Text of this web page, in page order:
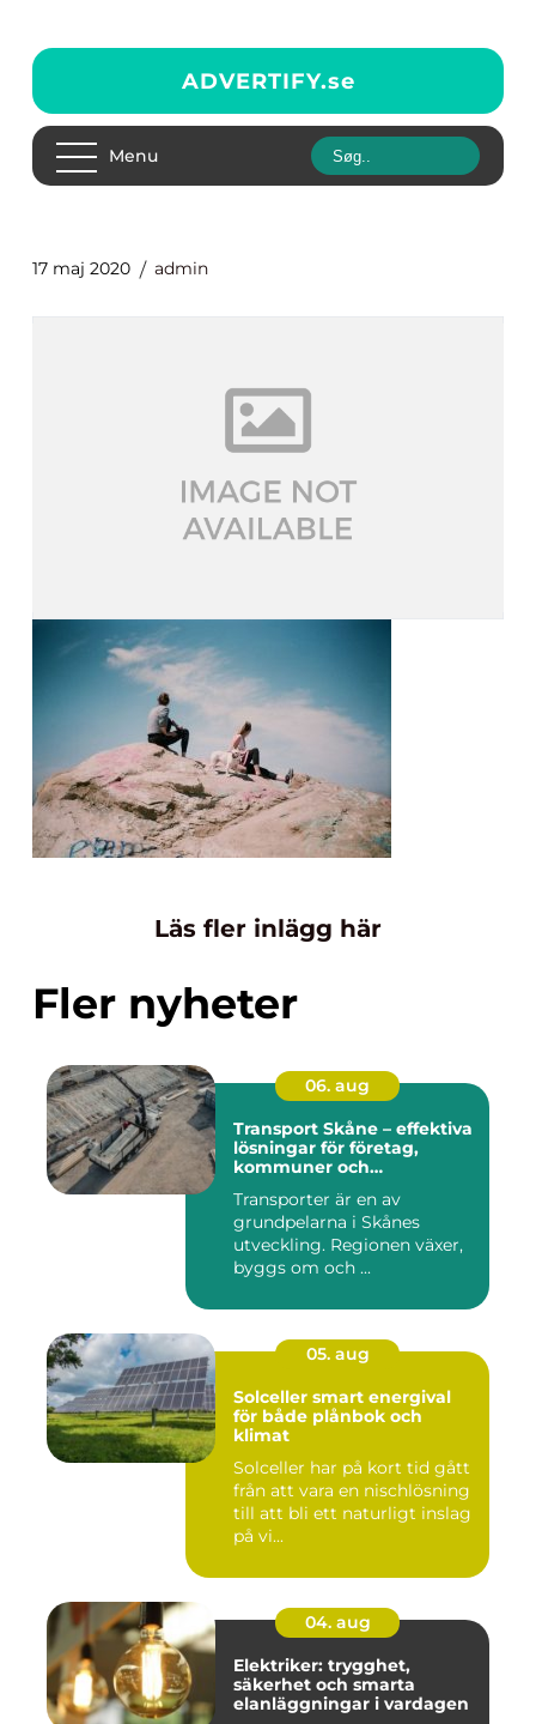
ADVERTIFY.se
Menu
17 maj 2020 admin
Läs fler inlägg här
Fler nyheter
06. aug
Transport Skåne – effektiva
lösningar för företag,
kommuner och
Transporter är en av
grundpelarna i Skånes
utveckling. Regionen växer,
byggs om och ...
05. aug
Solceller smart energival
för både plånbok och
klimat
Solceller har på kort tid gått
från att vara en nischlösning
till att bli ett naturligt inslag
på vi...
04. aug
Elektriker: trygghet,
säkerhet och smarta
elanläggningar i vardagen